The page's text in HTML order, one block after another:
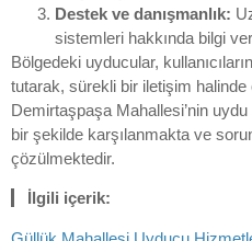
Destek ve danışmanlık:
sistemleri hakkında bilgi
Bölgedeki uyducular,
tutarak, sürekli bir iletişim halinde
Demirtaşpaşa Mahallesi’nin
bir şekilde karşılanmakta ve
çözülmektedir.
İlgili içerik: